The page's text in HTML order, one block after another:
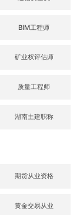
BIM工程师
矿业权评估师
质量工程师
湖南土建职称
期货从业资格
黄金交易从业